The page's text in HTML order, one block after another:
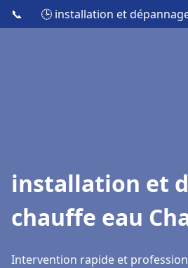
📞 🕒 installation et
installation et
chauffe eau
Intervention rapide et